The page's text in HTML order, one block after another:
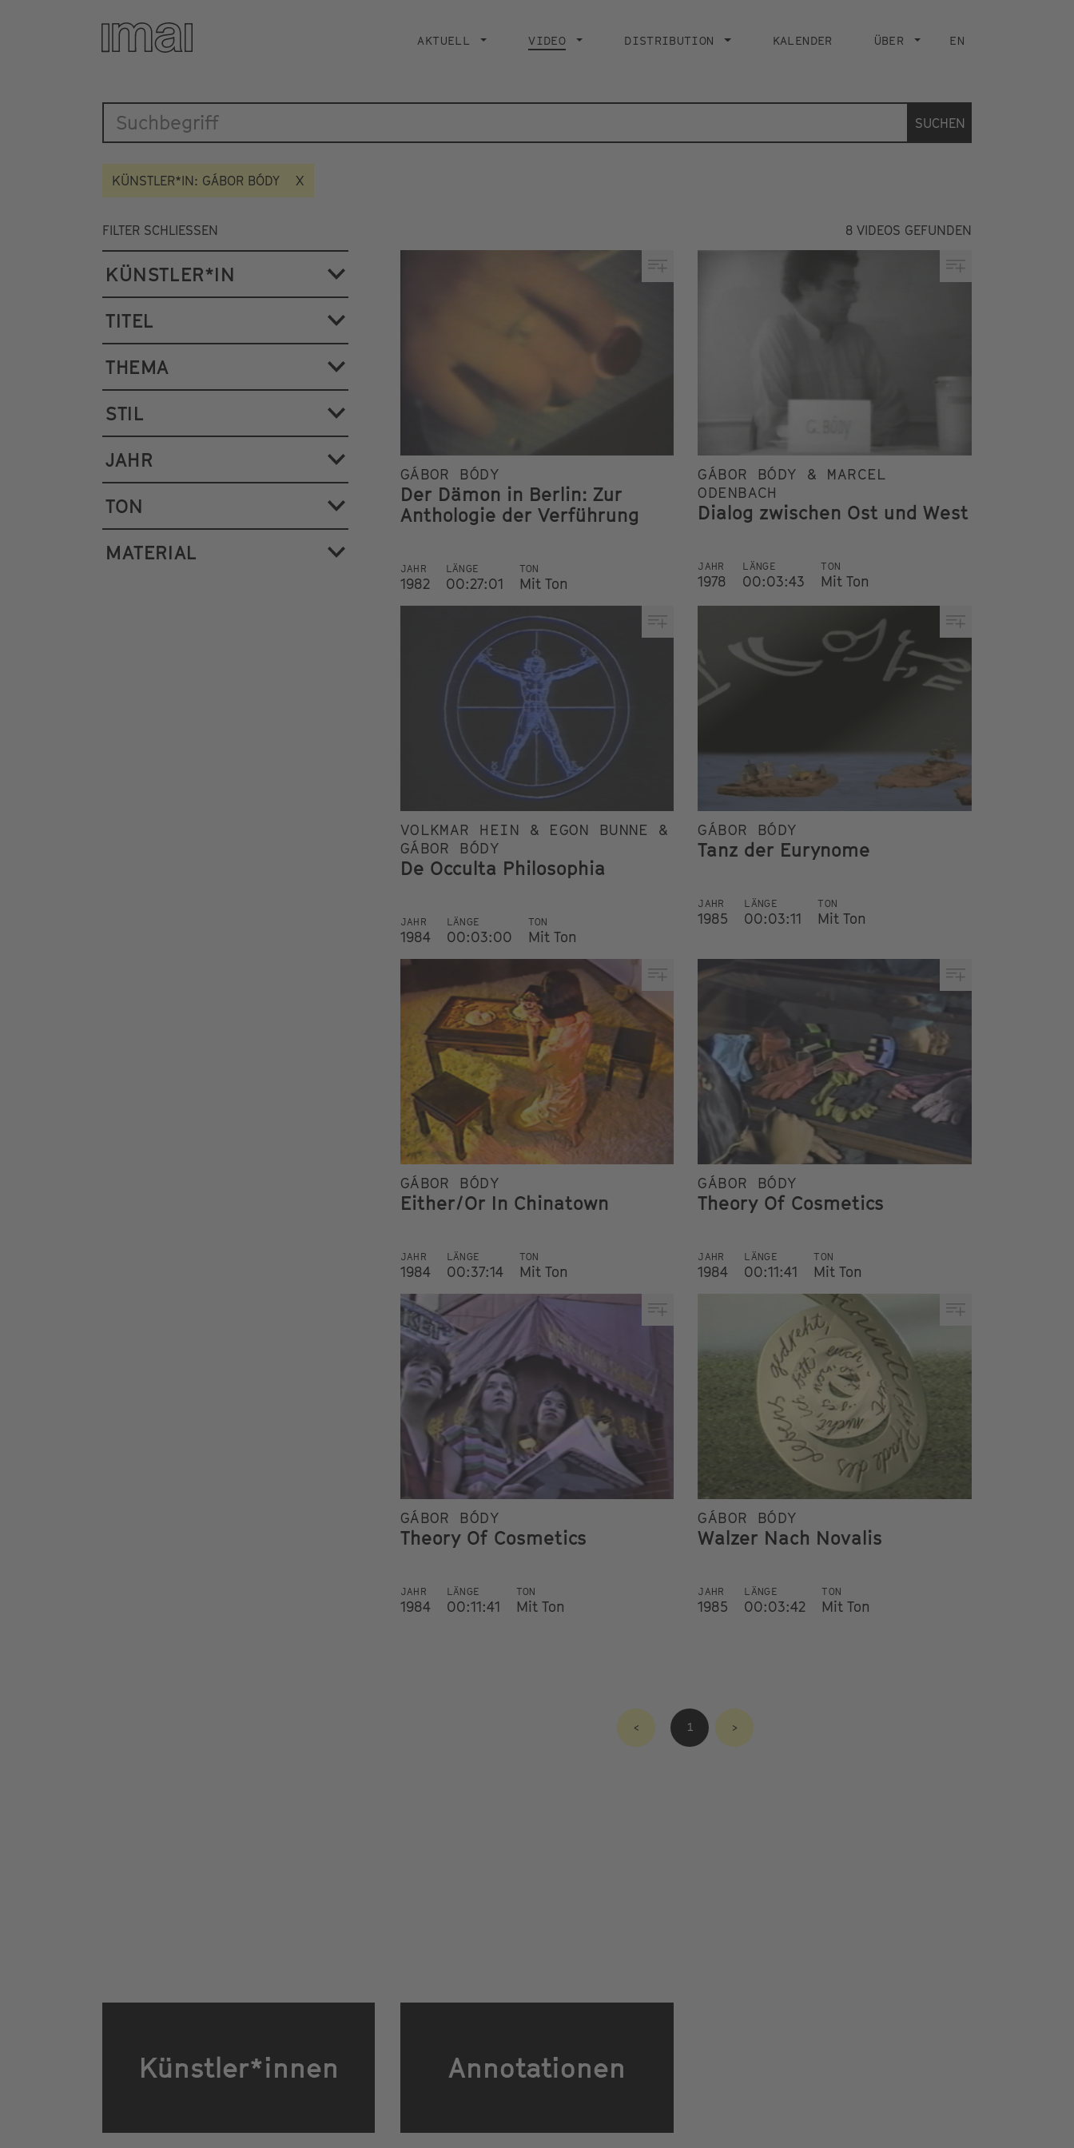
navigation
AKTUELL VIDEO CURRENT PAGEDISTRIBUTION KALENDER ÜBER EN
SUCHEN
KÜNSTLER*IN: GÁBOR BÓDY
FILTER SCHLIESSEN 8 VIDEOS GEFUNDEN
KÜNSTLER*IN
TITEL
THEMA
STIL
JAHR
TON
MATERIAL
GÁBOR BÓDY
Der Dämon in Berlin: Zur
Anthologie der Verführung
JAHR
1982
LÄNGE
00:27:01
TON
Mit Ton
GÁBOR BÓDY & MARCEL
ODENBACH
Dialog zwischen Ost und West
JAHR
1978
LÄNGE
00:03:43
TON
Mit Ton
VOLKMAR HEIN & EGON BUNNE &
GÁBOR BÓDY
De Occulta Philosophia
JAHR
1984
LÄNGE
00:03:00
TON
Mit Ton
GÁBOR BÓDY
Tanz der Eurynome
JAHR
1985
LÄNGE
00:03:11
TON
Mit Ton
GÁBOR BÓDY
Either/Or In Chinatown
JAHR
1984
LÄNGE
00:37:14
TON
Mit Ton
GÁBOR BÓDY
Theory Of Cosmetics
JAHR
1984
LÄNGE
00:11:41
TON
Mit Ton
GÁBOR BÓDY
Theory Of Cosmetics
JAHR
1984
LÄNGE
00:11:41
TON
Mit Ton
GÁBOR BÓDY
Walzer Nach Novalis
JAHR
1985
LÄNGE
00:03:42
TON
Mit Ton
< 1 >
Künstler*innen Annotationen